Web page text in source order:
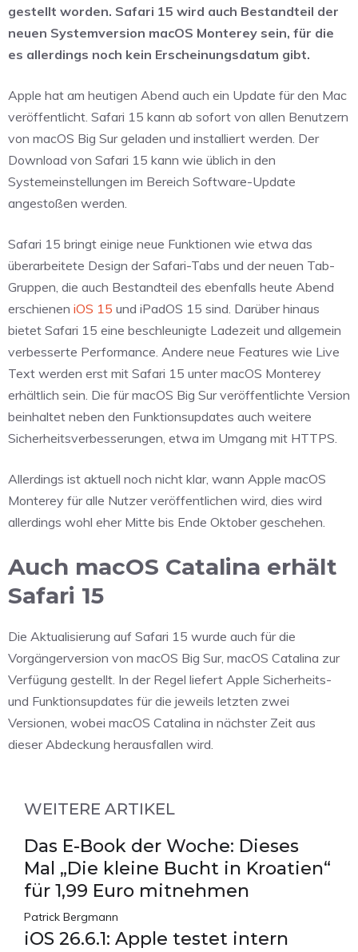
gestellt worden. Safari 15 wird auch Bestandteil der
neuen Systemversion macOS Monterey sein, für die
es allerdings noch kein Erscheinungsdatum gibt.
Apple hat am heutigen Abend auch ein Update für den Mac
veröffentlicht. Safari 15 kann ab sofort von allen Benutzern
von macOS Big Sur geladen und installiert werden. Der
Download von Safari 15 kann wie üblich in den
Systemeinstellungen im Bereich Software-Update
angestoßen werden.
Safari 15 bringt einige neue Funktionen wie etwa das
überarbeitete Design der Safari-Tabs und der neuen Tab-
Gruppen, die auch Bestandteil des ebenfalls heute Abend
erschienen iOS 15 und iPadOS 15 sind. Darüber hinaus
bietet Safari 15 eine beschleunigte Ladezeit und allgemein
verbesserte Performance. Andere neue Features wie Live
Text werden erst mit Safari 15 unter macOS Monterey
erhältlich sein. Die für macOS Big Sur veröffentlichte Version
beinhaltet neben den Funktionsupdates auch weitere
Sicherheitsverbesserungen, etwa im Umgang mit HTTPS.
Allerdings ist aktuell noch nicht klar, wann Apple macOS
Monterey für alle Nutzer veröffentlichen wird, dies wird
allerdings wohl eher Mitte bis Ende Oktober geschehen.
Auch macOS Catalina erhält
Safari 15
Die Aktualisierung auf Safari 15 wurde auch für die
Vorgängerversion von macOS Big Sur, macOS Catalina zur
Verfügung gestellt. In der Regel liefert Apple Sicherheits-
und Funktionsupdates für die jeweils letzten zwei
Versionen, wobei macOS Catalina in nächster Zeit aus
dieser Abdeckung herausfallen wird.
WEITERE ARTIKEL
Das E-Book der Woche: Dieses
Mal „Die kleine Bucht in Kroatien“
für 1,99 Euro mitnehmen
Patrick Bergmann
iOS 26.6.1: Apple testet intern